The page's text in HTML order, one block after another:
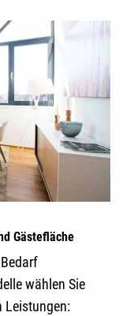
Gästefläche
wählen Sie
Leistungen: